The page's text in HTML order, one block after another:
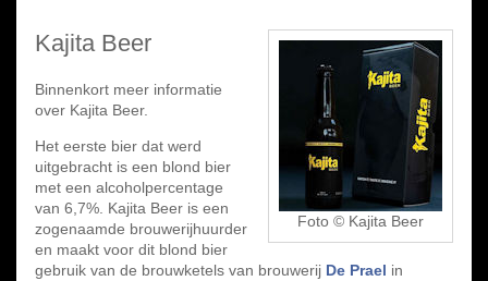
Foto © Kajita Beer
Kajita Beer
Binnenkort meer informatie
over Kajita Beer.
Het eerste bier dat werd
uitgebracht is een blond bier
met een alcoholpercentage
van 6,7%. Kajita Beer is een
zogenaamde brouwerijhuurder
en maakt voor dit blond bier
gebruik van de brouwketels van brouwerij De Prael in